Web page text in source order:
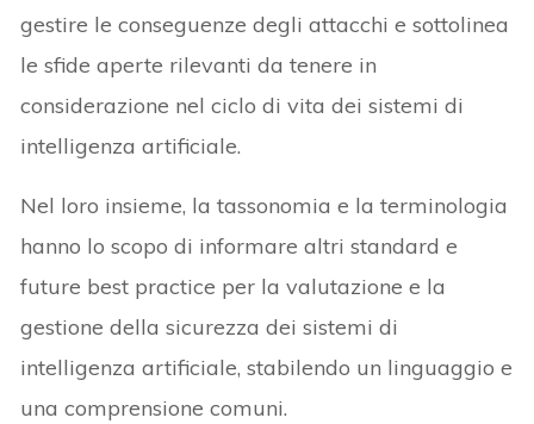
gestire le conseguenze degli attacchi e sottolinea
le sfide aperte rilevanti da tenere in
considerazione nel ciclo di vita dei sistemi di
intelligenza artificiale.
Nel loro insieme, la tassonomia e la terminologia
hanno lo scopo di informare altri standard e
future best practice per la valutazione e la
gestione della sicurezza dei sistemi di
intelligenza artificiale, stabilendo un linguaggio e
una comprensione comuni.